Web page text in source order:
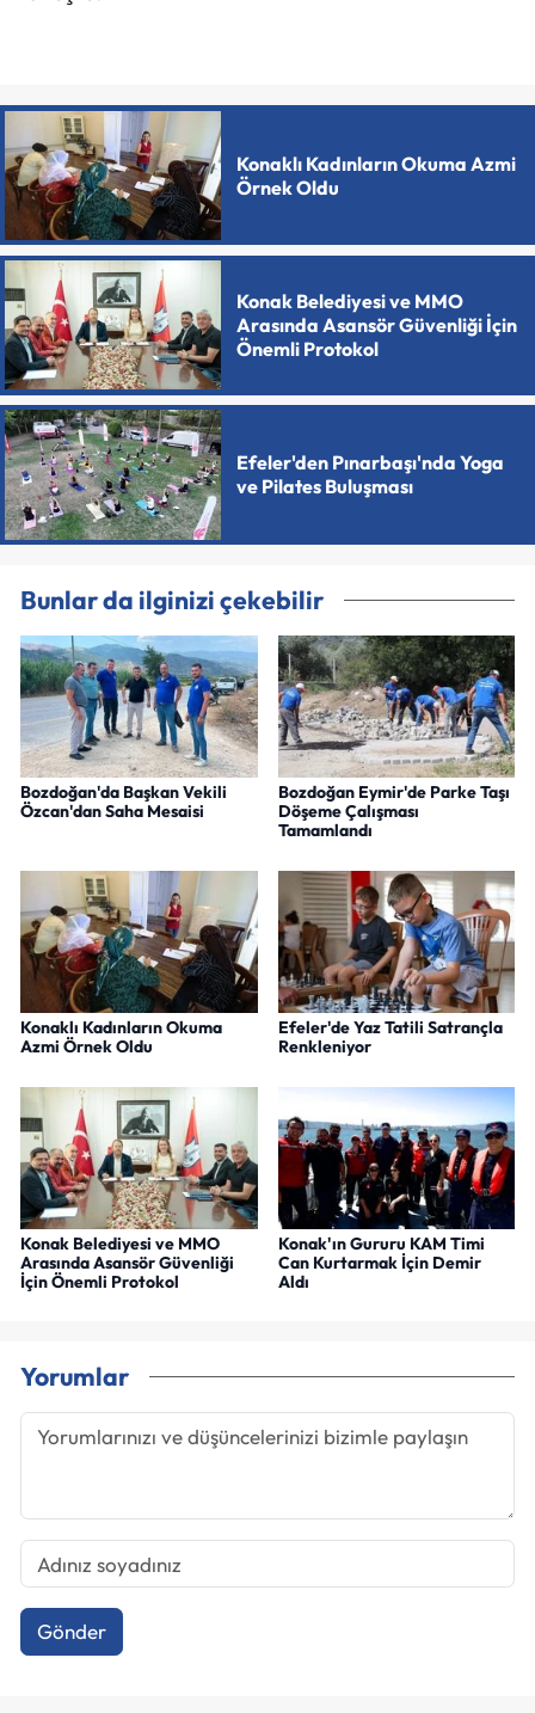
Konaklı Kadınların Okuma Azmi
Örnek Oldu
Konak Belediyesi ve MMO
Arasında Asansör Güvenliği İçin
Önemli Protokol
Efeler'den Pınarbaşı'nda Yoga
ve Pilates Buluşması
Bunlar da ilginizi çekebilir
Bozdoğan'da Başkan Vekili
Özcan'dan Saha Mesaisi
Bozdoğan Eymir'de Parke Taşı
Döşeme Çalışması
Tamamlandı
Konaklı Kadınların Okuma
Azmi Örnek Oldu
Efeler'de Yaz Tatili Satrançla
Renkleniyor
Konak Belediyesi ve MMO
Arasında Asansör Güvenliği
İçin Önemli Protokol
Konak'ın Gururu KAM Timi
Can Kurtarmak İçin Demir
Aldı
Yorumlar
Gönder